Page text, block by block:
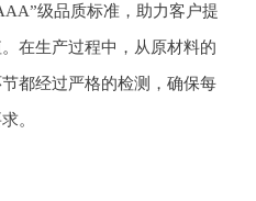
级品质标准，助力客户提
在生产过程中，从原材料的
都经过严格的检测，确保每
。